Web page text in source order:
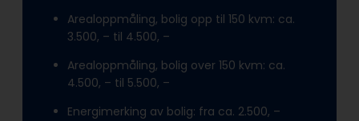
Arealoppmåling, bolig opp til 150 kvm: ca.
3.500, – til 4.500, –
Arealoppmåling, bolig over 150 kvm: ca.
4.500, – til 5.500, –
Energimerking av bolig: fra ca. 2.500, –